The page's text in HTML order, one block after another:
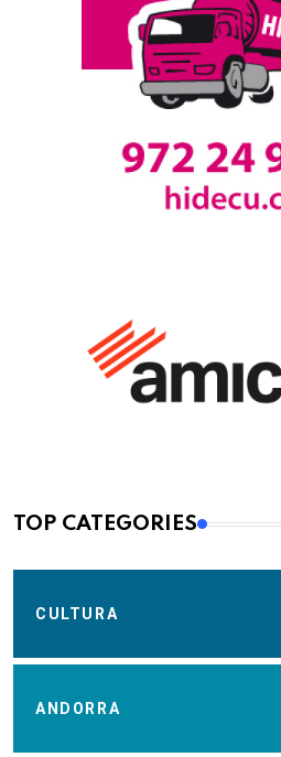
TOP CATEGORIES
CULTURA
ANDORRA